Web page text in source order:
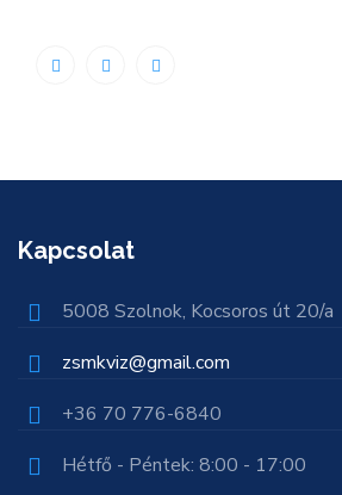
Kapcsolat
5008 Szolnok, Kocsoros út 20/a
zsmkviz@gmail.com
+36 70 776-6840
Hétfő - Péntek: 8:00 - 17:00